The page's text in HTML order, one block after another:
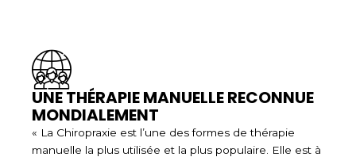
UNE THÉRAPIE MANUELLE RECONNUE
MONDIALEMENT
« La Chiropraxie est l’une des formes de thérapie
manuelle la plus utilisée et la plus populaire. Elle est à